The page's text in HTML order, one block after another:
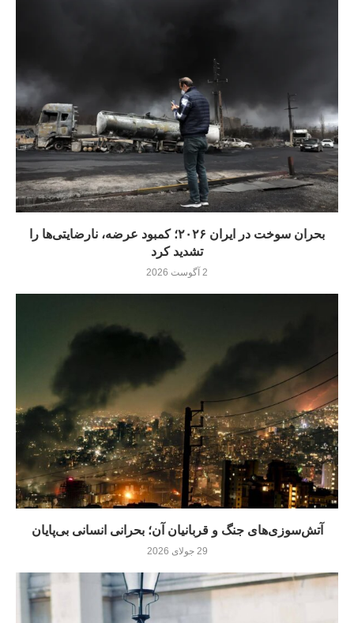
بحران سوخت در ایران ۲۰۲۶؛ کمبود عرضه، نارضایتی‌ها را
تشدید کرد
2 آگوست 2026
آتش‌سوزی‌های جنگ و قربانیان آن؛ بحرانی انسانی بی‌پایان
29 جولای 2026